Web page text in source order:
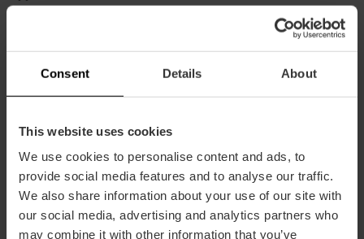
Consent Details About
This website uses cookies
We use cookies to personalise content and ads, to
provide social media features and to analyse our traffic.
We also share information about your use of our site with
our social media, advertising and analytics partners who
may combine it with other information that you’ve
25
Discoteca Spook, Carr. del Río, Valencia, España